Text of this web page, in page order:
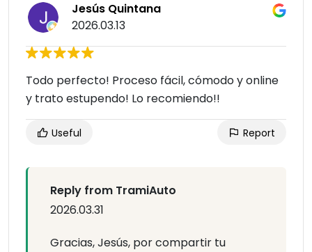
Jesús Quintana
2026.03.13
Todo perfecto! Proceso fácil, cómodo y online
y trato estupendo! Lo recomiendo!!
Useful Report
Reply from TramiAuto
2026.03.31
Gracias, Jesús, por compartir tu